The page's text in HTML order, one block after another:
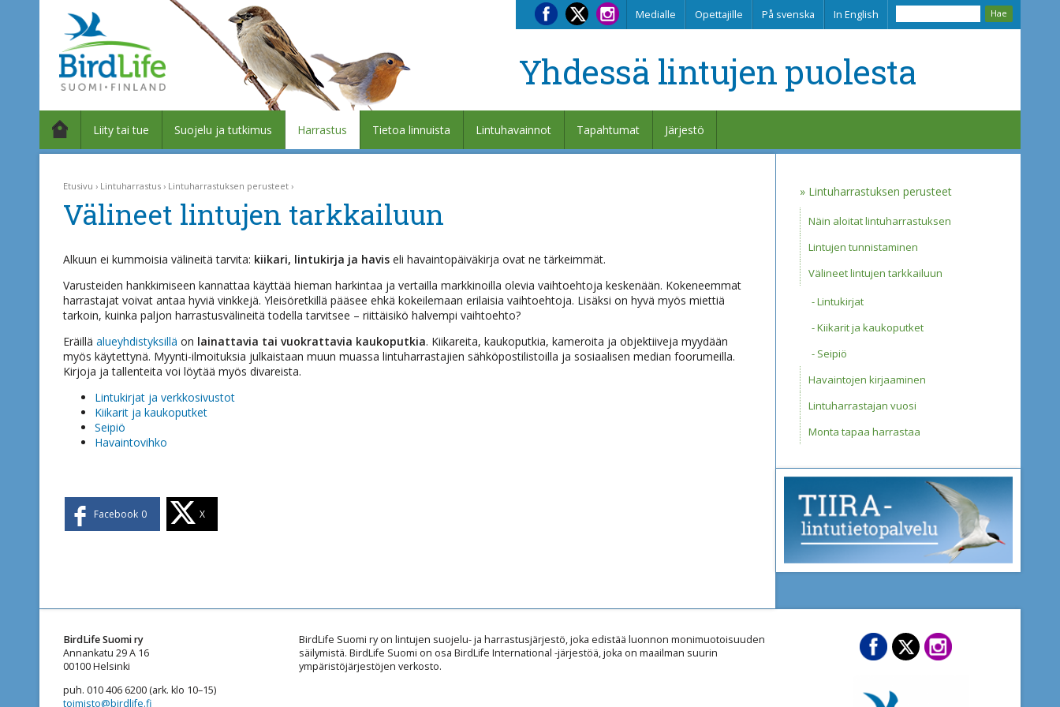
Medialle Opettajille På svenska In English
Yhdessä lintujen puolesta
Liity tai tue Suojelu ja tutkimus Harrastus Tietoa linnuista Lintuhavainnot Tapahtumat Järjestö
Etusivu Lintuharrastus Lintuharrastuksen perusteet
Välineet lintujen tarkkailuun
Alkuun ei kummoisia välineitä tarvita: kiikari, lintukirja ja havis eli havaintopäiväkirja ovat ne tärkeimmät.
Varusteiden hankkimiseen kannattaa käyttää hieman harkintaa ja vertailla markkinoilla olevia vaihtoehtoja keskenään. Kokeneemmat
harrastajat voivat antaa hyviä vinkkejä. Yleisöretkillä pääsee ehkä kokeilemaan erilaisia vaihtoehtoja. Lisäksi on hyvä myös miettiä
tarkoin, kuinka paljon harrastusvälineitä todella tarvitsee – riittäisikö halvempi vaihtoehto?
Eräillä alueyhdistyksillä on lainattavia tai vuokrattavia kaukoputkia. Kiikareita, kaukoputkia, kameroita ja objektiiveja myydään
myös käytettynä. Myynti-ilmoituksia julkaistaan muun muassa lintuharrastajien sähköpostilistoilla ja sosiaalisen median foorumeilla.
Kirjoja ja tallenteita voi löytää myös divareista.
Lintukirjat ja verkkosivustot
Kiikarit ja kaukoputket
Seipiö
Havaintovihko
Facebook 0 X
Lintuharrastuksen perusteet
Näin aloitat lintuharrastuksen
Lintujen tunnistaminen
Välineet lintujen tarkkailuun
Lintukirjat
Kiikarit ja kaukoputket
Seipiö
Havaintojen kirjaaminen
Lintuharrastajan vuosi
Monta tapaa harrastaa
BirdLife Suomi ry
Annankatu 29 A 16
00100 Helsinki
puh. 010 406 6200 (ark. klo 10–15)
toimisto@birdlife.fi
BirdLife Suomi ry on lintujen suojelu- ja harrastusjärjestö, joka edistää luonnon monimuotoisuuden
säilymistä. BirdLife Suomi on osa BirdLife International -järjestöä, joka on maailman suurin
ympäristöjärjestöjen verkosto.